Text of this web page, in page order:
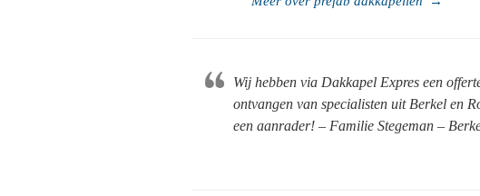
Wij hebben via Dakkapel Expres een
ontvangen van specialisten uit Berkel en
een aanrader! – Familie Stegeman –